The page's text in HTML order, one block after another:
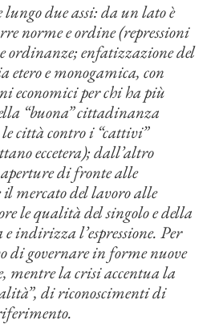
due assi: da un lato è
norme e ordine (repressioni
ordinanze; enfatizzazione del
e monogamica, con
economici per chi ha più
“buona” cittadinanza
città contro i “cattivi”
eccetera); dall’altro
di fronte alle
mercato del lavoro alle
le qualità del singolo e della
indirizza l’espressione. Per
di governare in forme nuove
la crisi accentuala
di riconoscimenti di